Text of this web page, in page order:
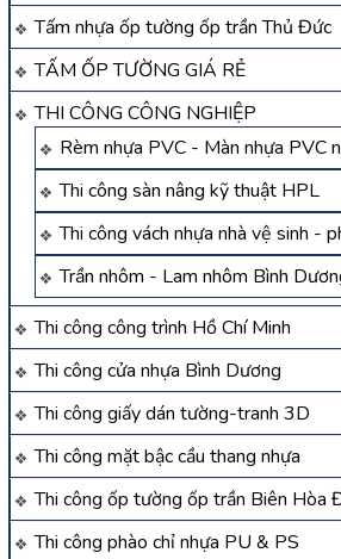
Tấm nhựa ốp tường ốp trần Thủ Đức
TẤM ỐP TƯỜNG GIÁ RẺ
THI CÔNG CÔNG NGHIỆP
Rèm nhựa PVC - Màn nhựa PVC
Thi công sàn nâng kỹ thuật HPL
Thi công vách nhựa nhà vệ sinh -
Trần nhôm - Lam nhôm Bình
Thi công công trình Hồ Chí Minh
Thi công cửa nhựa Bình Dương
Thi công giấy dán tường-tranh 3D
Thi công mặt bậc cầu thang nhựa
Thi công ốp tường ốp trần Biên Hòa
Thi công phào chỉ nhựa PU & PS